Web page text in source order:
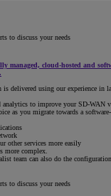
to discuss your needs
managed, cloud-hosted and
delivered using our experience in
analytics to improve your SD-
as you migrate towards a
other services more easily
more complex.
team can also do the
to discuss your needs